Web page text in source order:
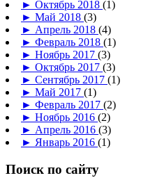
► Октябрь 2018 (1)
► Май 2018 (3)
► Апрель 2018 (4)
► Февраль 2018 (1)
► Ноябрь 2017 (3)
► Октябрь 2017 (3)
► Сентябрь 2017 (1)
► Май 2017 (1)
► Февраль 2017 (2)
► Ноябрь 2016 (2)
► Апрель 2016 (3)
► Январь 2016 (1)
Поиск по сайту